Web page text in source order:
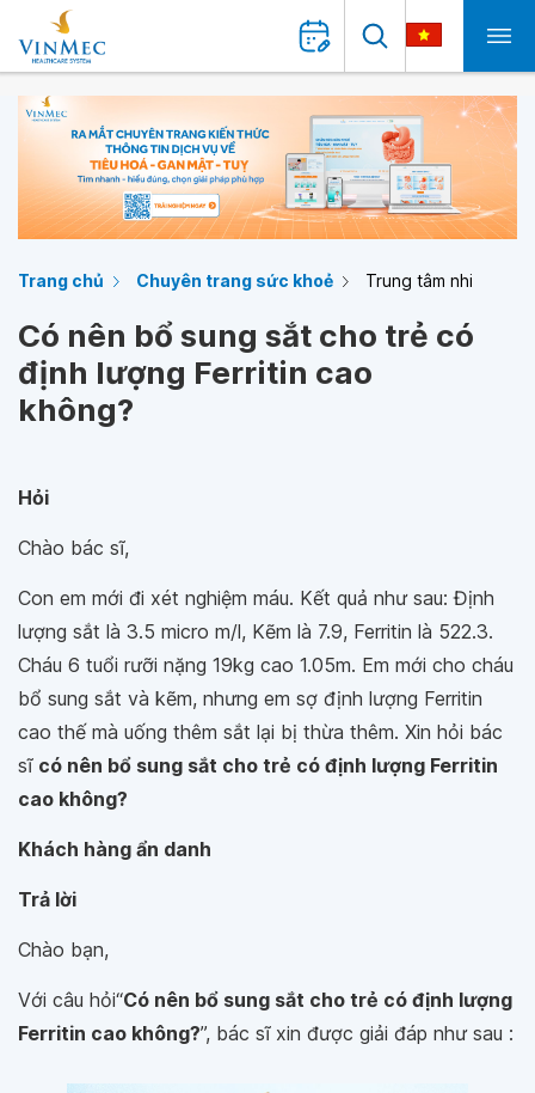
Trang chủ Chuyên trang sức khoẻ Trung tâm nhi
Có nên bổ sung sắt cho trẻ có
định lượng Ferritin cao
không?
Hỏi
Chào bác sĩ,
Con em mới đi xét nghiệm máu. Kết quả như sau: Định
lượng sắt là 3.5 micro m/l, Kẽm là 7.9, Ferritin là 522.3.
Cháu 6 tuổi rưỡi nặng 19kg cao 1.05m. Em mới cho cháu
bổ sung sắt và kẽm, nhưng em sợ định lượng Ferritin
cao thế mà uống thêm sắt lại bị thừa thêm. Xin hỏi bác
sĩ có nên bổ sung sắt cho trẻ có định lượng Ferritin
cao không?
Khách hàng ẩn danh
Trả lời
Chào bạn,
Với câu hỏi“Có nên bổ sung sắt cho trẻ có định lượng
Ferritin cao không?”, bác sĩ xin được giải đáp như sau :